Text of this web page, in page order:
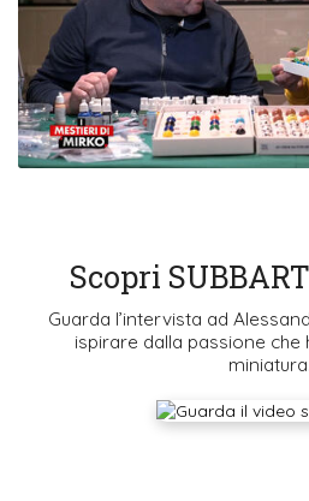
Scopri
Guarda l’intervista ad
ispirare dalla passione
miniatura.